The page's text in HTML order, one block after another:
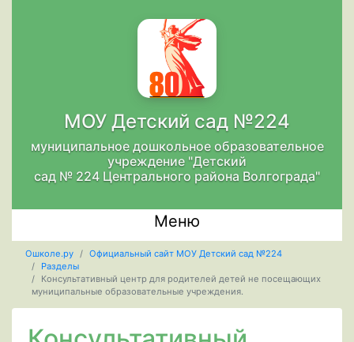
МОУ Детский сад №224
муниципальное дошкольное образовательное
учреждение "Детский
сад № 224 Центрального района Волгограда"
Меню
Ошколе.ру
Официальный сайт МОУ Детский сад №224
Разделы
Консультативный центр для родителей детей не посещающих
муниципальные образовательные учреждения.